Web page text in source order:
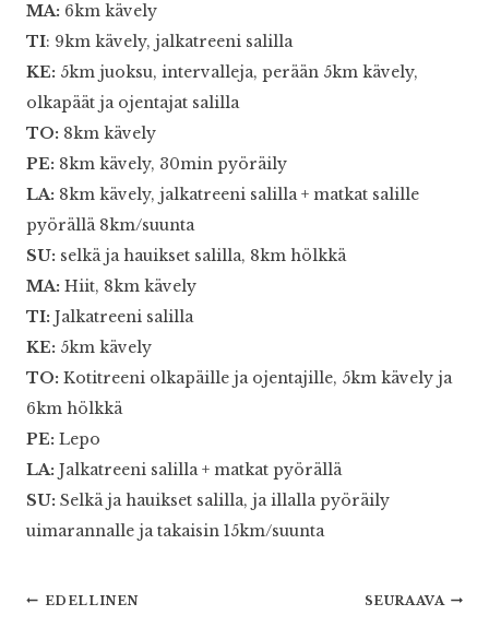
MA: 6km kävely
TI: 9km kävely, jalkatreeni salilla
KE: 5km juoksu, intervalleja, perään 5km kävely,
olkapäät ja ojentajat salilla
TO: 8km kävely
PE: 8km kävely, 30min pyöräily
LA: 8km kävely, jalkatreeni salilla + matkat salille
pyörällä 8km/suunta
SU: selkä ja hauikset salilla, 8km hölkkä
MA: Hiit, 8km kävely
TI: Jalkatreeni salilla
KE: 5km kävely
TO: Kotitreeni olkapäille ja ojentajille, 5km kävely ja
6km hölkkä
PE: Lepo
LA: Jalkatreeni salilla + matkat pyörällä
SU: Selkä ja hauikset salilla, ja illalla pyöräily
uimarannalle ja takaisin 15km/suunta
Artikkelien
EDELLINEN SEURAAVA